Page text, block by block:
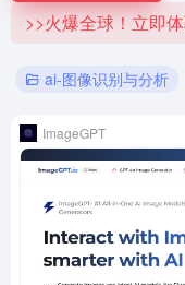
>>火爆全球！立即
ai-图像识别与分析
ImageGPT